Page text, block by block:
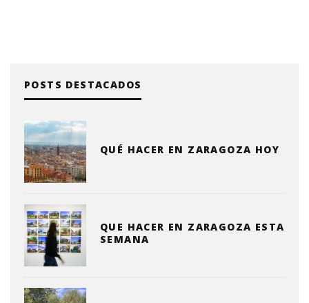
POSTS DESTACADOS
QUÉ HACER EN ZARAGOZA HOY
QUE HACER EN ZARAGOZA ESTA
SEMANA